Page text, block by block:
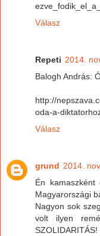
ezve_fodik_el_a_
Válasz
Repeti 2014.
Balogh András:
http://
oda-a-
Válasz
grund 2014.
Én
Magyarországi
Nagyon sok
volt ilyen